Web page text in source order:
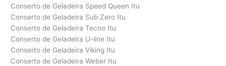
Conserto de Geladeira Speed Queen Itu
Conserto de Geladeira Sub Zero Itu
Conserto de Geladeira Tecno Itu
Conserto de Geladeira U-line Itu
Conserto de Geladeira Viking Itu
Conserto de Geladeira Weber Itu